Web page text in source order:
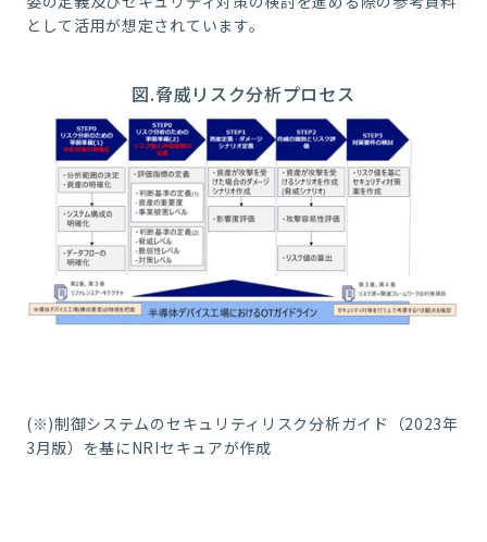
として活用が想定されています。
図.脅威リスク分析プロセス
(※)制御システムのセキュリティリスク分析ガイド（2023年
3月版）を基にNRIセキュアが作成